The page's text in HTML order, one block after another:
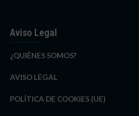
Aviso Legal
¿QUIÉNES SOMOS?
AVISO LEGAL
POLÍTICA DE COOKIES (UE)